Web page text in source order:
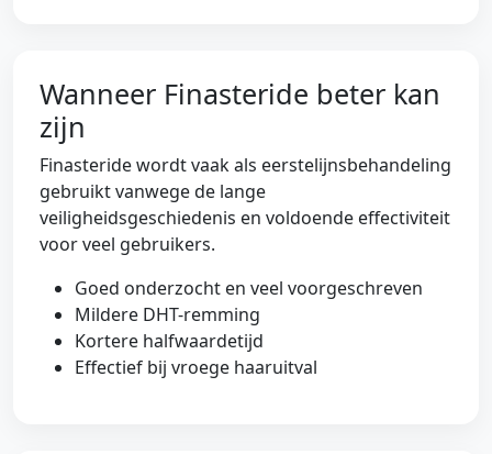
Wanneer Finasteride beter kan
zijn
Finasteride wordt vaak als eerstelijnsbehandeling
gebruikt vanwege de lange
veiligheidsgeschiedenis en voldoende effectiviteit
voor veel gebruikers.
Goed onderzocht en veel voorgeschreven
Mildere DHT-remming
Kortere halfwaardetijd
Effectief bij vroege haaruitval